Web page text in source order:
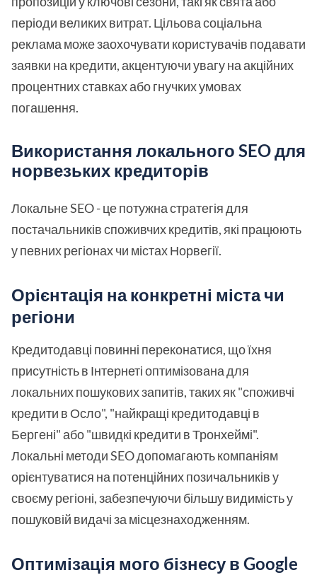
періоди великих витрат. Цільова соціальна
реклама може заохочувати користувачів подавати
заявки на кредити, акцентуючи увагу на акційних
процентних ставках або гнучких умовах
погашення.
Використання локального SEO для
норвезьких кредиторів
Локальне SEO - це потужна стратегія для
постачальників споживчих кредитів, які працюють
у певних регіонах чи містах Норвегії.
Орієнтація на конкретні міста чи
регіони
Кредитодавці повинні переконатися, що їхня
присутність в Інтернеті оптимізована для
локальних пошукових запитів, таких як "споживчі
кредити в Осло", "найкращі кредитодавці в
Бергені" або "швидкі кредити в Тронхеймі".
Локальні методи SEO допомагають компаніям
орієнтуватися на потенційних позичальників у
своєму регіоні, забезпечуючи більшу видимість у
пошуковій видачі за місцезнаходженням.
Оптимізація мого бізнесу в Google